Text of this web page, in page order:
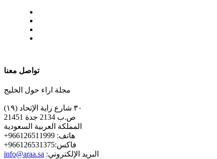
تواصل معنا
مجلة اراء حول الخليج
٣٠ شارع راية الإتحاد (١٩)
ص.ب 2134 جدة 21451
المملكة العربية السعودية
+هاتف: 966126511999
+فاكس:966126531375
info@araa.sa :البريد الإلكتروني